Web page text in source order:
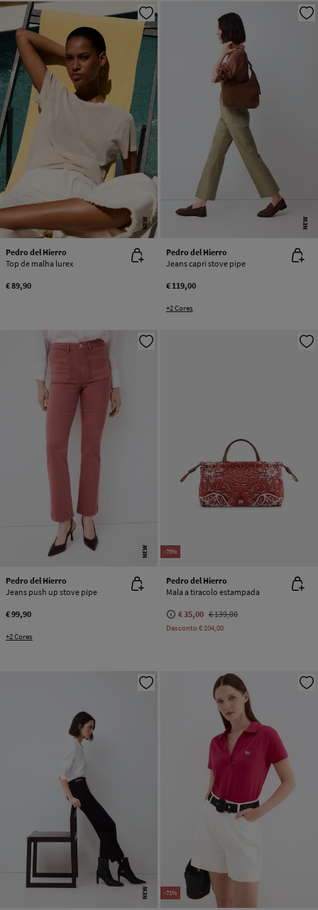
NEW
Pedro del Hierro
Top de malha lurex
€ 89,90
NEW
Pedro del Hierro
Jeans capri stove pipe
€ 119,00
+2 Cores
NEW
Pedro del Hierro
Jeans push up stove pipe
€ 99,90
+2 Cores
-75%
Pedro del Hierro
Mala a tiracolo estampada
€ 35,00 € 139,00
Desconto€ 104,00
NEW -71%